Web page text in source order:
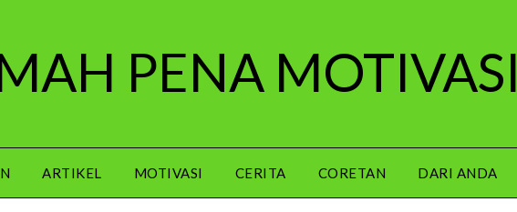
PENA MOTIVASI
ARTIKEL MOTIVASI CERITA CORETAN DARI ANDA